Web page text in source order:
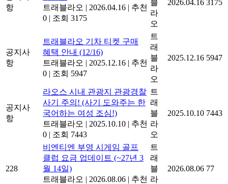
항
트래블라오 | 2026.04.16 | 추천
0 | 조회 3175
블
라
오
2026.04.16 3175
공지사
항
트래블라오 기차 티켓 구매
혜택 안내 (12/16)
트래블라오 | 2025.12.16 | 추천
0 | 조회 5947
트
래
블
라
오
2025.12.16 5947
공지사
항
라오스 시내 관광지 관광경찰
사기 주의! (사기 도와주는 한
국어하는 여성 조심!)
트래블라오 | 2025.10.10 | 추천
0 | 조회 7443
트
래
블
라
오
2025.10.10 7443
228
비엔티엔 부영 시게임 골프
클럽 요금 업데이트 (~27년 3
월 14일)
트래블라오 | 2026.08.06 | 추천
트
래
블
라
2026.08.06 77